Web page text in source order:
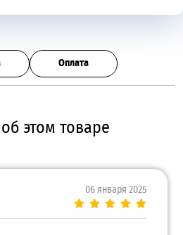
Оплата
этом товаре
06 января 2025